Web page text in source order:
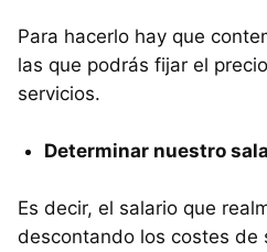
Para hacerlo hay que
las que podrás fijar el
servicios.
Determinar nuestro
Es decir, el salario que
descontando los costes de